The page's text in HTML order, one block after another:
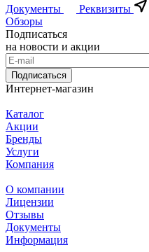
Документы
Реквизиты
Обзоры
Подписаться
на новости и акции
Подписаться
Интернет-магазин
Каталог
Акции
Бренды
Услуги
Компания
О компании
Лицензии
Отзывы
Документы
Информация